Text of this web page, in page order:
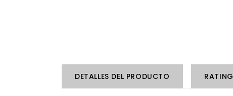
DETALLES DEL PRODUCTO RATING